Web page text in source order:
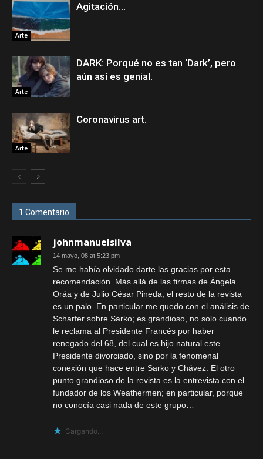
Arte
Agitación…
Arte
DARK: Porqué no es tan ‘Dark’, pero
aún así es genial.
Arte
Coronavirus art.
1 Comentario
johnmanuelsilva
14 mayo, 08 at 5:23 pm
Se me había olvidado darte las gracias por esta
recomendación. Más allá de las firmas de Ángela
Oráa y de Julio César Pineda, el resto de la revista
es un palo. En particular me quedo con el análisis de
Scharfer sobre Sarko; es grandioso, no solo cuando
le reclama al Presidente Francés por haber
renegado del 68, del cual es hijo natural este
Presidente divorciado, sino por la fenomenal
conexión que hace entre Sarko y Chávez. El otro
punto grandioso de la revista es la entrevista con el
fundador de los Weathermen; en particular, porque
no conocía casi nada de este grupo…
Cargando...